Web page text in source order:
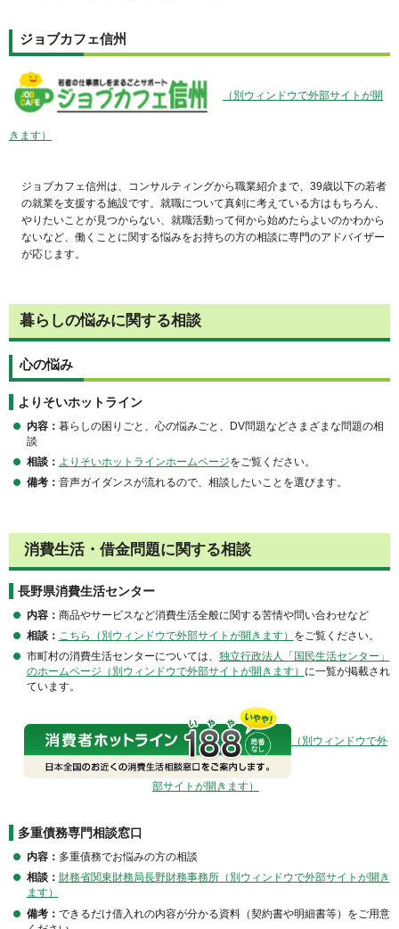
ジョブカフェ信州
（別ウィンドウで外部サイトが開
きます）
ジョブカフェ信州は、コンサルティングから職業紹介まで、39歳以下の若者
の就業を支援する施設です。就職について真剣に考えている方はもちろん、
やりたいことが見つからない、就職活動って何から始めたらよいのかわから
ないなど、働くことに関する悩みをお持ちの方の相談に専門のアドバイザー
が応じます。
暮らしの悩みに関する相談
心の悩み
よりそいホットライン
内容： 暮らしの困りごと、心の悩みごと、DV問題などさまざまな問題の相
談
相談： よりそいホットラインホームページをご覧ください。
備考： 音声ガイダンスが流れるので、相談したいことを選びます。
消費生活・借金問題に関する相談
長野県消費生活センター
内容： 商品やサービスなど消費生活全般に関する苦情や問い合わせなど
相談： こちら（別ウィンドウで外部サイトが開きます） をご覧ください。
市町村の消費生活センターについては、 独立行政法人「国民生活センター」
のホームページ（別ウィンドウで外部サイトが開きます） に一覧が掲載され
ています。
（別ウィンドウで外
部サイトが開きます）
多重債務専門相談窓口
内容： 多重債務でお悩みの方の相談
相談： 財務省関東財務局長野財務事務所（別ウィンドウで外部サイトが開き
ます）
備考： できるだけ借入れの内容が分かる資料（契約書や明細書等）をご用意